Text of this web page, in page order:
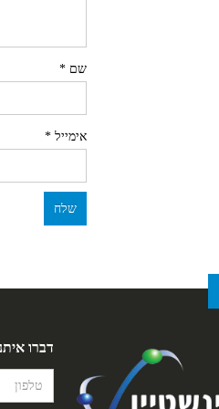
שם*
אימייל*
דברו